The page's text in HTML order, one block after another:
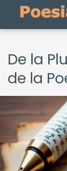
De la
de la